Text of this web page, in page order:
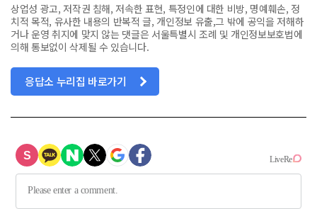
상업성 광고, 저작권 침해, 저속한 표현, 특정인에 대한 비방, 명예훼손, 정
치적 목적, 유사한 내용의 반복적 글, 개인정보 유출,그 밖에 공익을 저해하
거나 운영 취지에 맞지 않는 댓글은 서울특별시 조례 및 개인정보보호법에
의해 통보없이 삭제될 수 있습니다.
응답소 누리집 바로가기